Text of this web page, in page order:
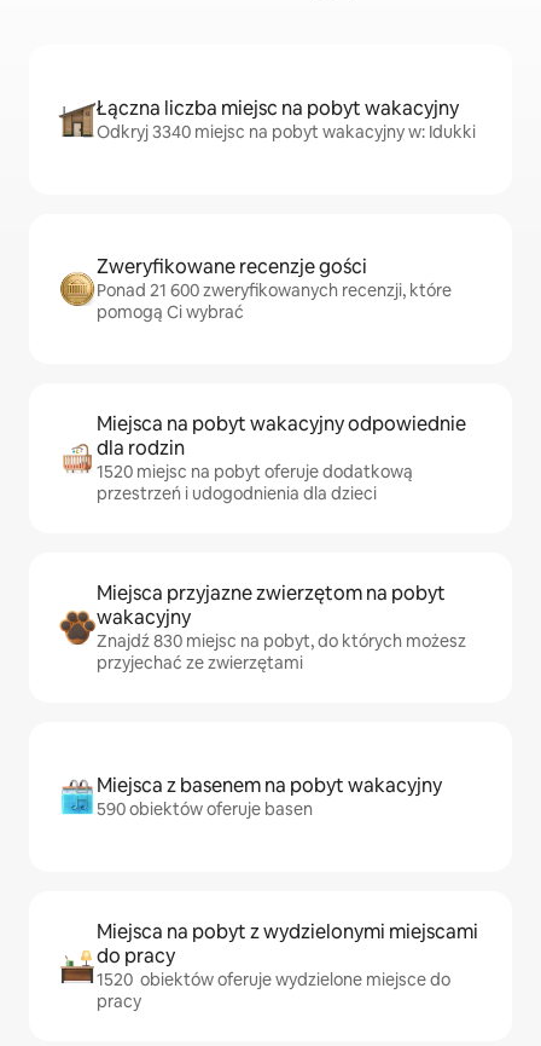
Łączna liczba miejsc na pobyt wakacyjny
Odkryj 3340 miejsc na pobyt wakacyjny w: Idukki
Zweryfikowane recenzje gości
Ponad 21 600 zweryfikowanych recenzji, które
pomogą Ci wybrać
Miejsca na pobyt wakacyjny odpowiednie
dla rodzin
1520 miejsc na pobyt oferuje dodatkową
przestrzeń i udogodnienia dla dzieci
Miejsca przyjazne zwierzętom na pobyt
wakacyjny
Znajdź 830 miejsc na pobyt, do których możesz
przyjechać ze zwierzętami
Miejsca z basenem na pobyt wakacyjny
590 obiektów oferuje basen
Miejsca na pobyt z wydzielonymi miejscami
do pracy
1520 obiektów oferuje wydzielone miejsce do
pracy